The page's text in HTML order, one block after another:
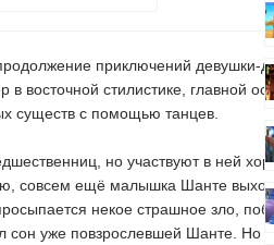
приключений девушки-
восточной стилистике, главной
существ с помощью танцев.
но участвуют в ней
совсем ещё малышка Шанте
некое страшное зло,
сон уже повзрослевшей Шанте. Но